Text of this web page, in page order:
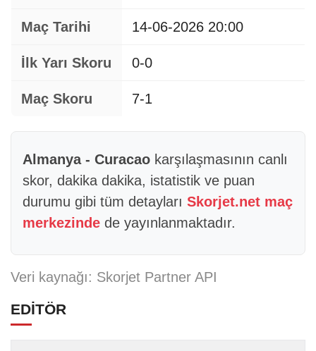
Maç Tarihi 14-06-2026 20:00
İlk Yarı Skoru 0-0
Maç Skoru 7-1
Almanya - Curacao karşılaşmasının canlı
skor, dakika dakika, istatistik ve puan
durumu gibi tüm detayları Skorjet.net maç
merkezinde de yayınlanmaktadır.
Veri kaynağı: Skorjet Partner API
EDİTÖR